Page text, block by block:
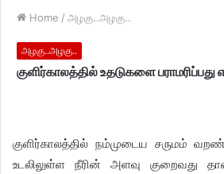
Home / அழகு..அழகு..
அழகு..அழகு..
குளிர்காலத்தில் உதடுகளை பராமரிப்பது
குளிர்காலத்தில் நம்முடைய சருமம்
உடலிலுள்ள நீரின் அளவு குறைவது